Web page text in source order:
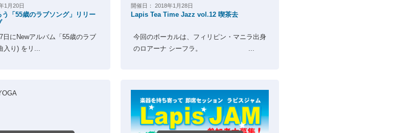
1月20日
う「55歳のラブソング」リリー
日にNewアルバム「55歳のラブ
入り) をリ...
開催日： 2018年1月28日
Lapis Tea Time Jazz vol.12 喫茶去
今回のボーカルは、フィリピン・マニラ出身
のロアーナ シーフラ。 ...